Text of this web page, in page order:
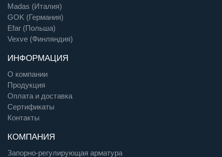
Madas (Италия)
GOK (Германия)
Efar (Польша)
Vexve (Финляндия)
ИНФОРМАЦИЯ
О компании
Продукция
Оплата и доставка
Сертификаты
Контакты
КОМПАНИЯ
Запорно-регулирующая арматура